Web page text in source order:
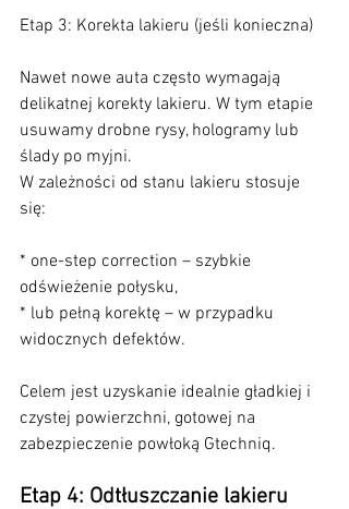
Etap 3: Korekta lakieru (jeśli konieczna)
Nawet nowe auta często wymagają
delikatnej korekty lakieru. W tym etapie
usuwamy drobne rysy, hologramy lub
ślady po myjni.
W zależności od stanu lakieru stosuje
się:
* one-step correction – szybkie
odświeżenie połysku,
* lub pełną korektę – w przypadku
widocznych defektów.
Celem jest uzyskanie idealnie gładkiej i
czystej powierzchni, gotowej na
zabezpieczenie powłoką Gtechniq.
Etap 4: Odtłuszczanie lakieru